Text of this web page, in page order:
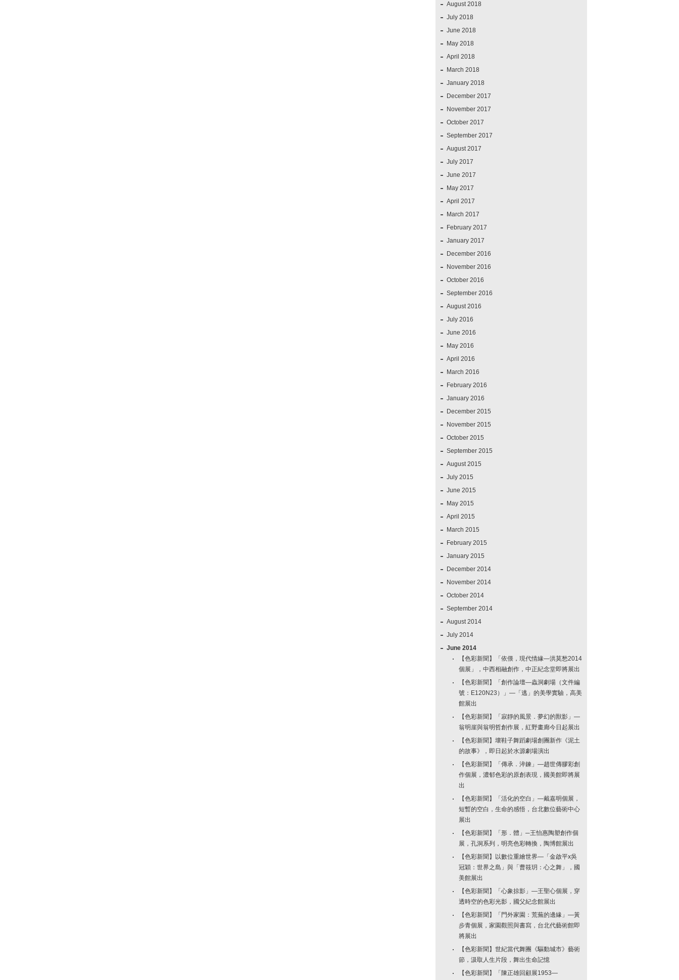
August 2018
July 2018
June 2018
May 2018
April 2018
March 2018
January 2018
December 2017
November 2017
October 2017
September 2017
August 2017
July 2017
June 2017
May 2017
April 2017
March 2017
February 2017
January 2017
December 2016
November 2016
October 2016
September 2016
August 2016
July 2016
June 2016
May 2016
April 2016
March 2016
February 2016
January 2016
December 2015
November 2015
October 2015
September 2015
August 2015
July 2015
June 2015
May 2015
April 2015
March 2015
February 2015
January 2015
December 2014
November 2014
October 2014
September 2014
August 2014
July 2014
June 2014
【色彩新聞】「依偎，現代情緣—洪莫愁2014
個展」，中西相融創作，中正紀念堂即將展出
【色彩新聞】「創作論壇—蟲洞劇場（文件編
號：E120N23）」—「逃」的美學實驗，高美
館展出
【色彩新聞】「寂靜的風景．夢幻的獸影」—
翁明崖與翁明哲創作展，紅野畫廊今日起展出
【色彩新聞】壞鞋子舞蹈劇場創團新作《泥土
的故事》，即日起於水源劇場演出
【色彩新聞】「傳承．淬鍊」—趙世傳膠彩創
作個展，濃郁色彩的原創表現，國美館即將展
出
【色彩新聞】「活化的空白」—戴嘉明個展，
短暫的空白，生命的感悟，台北數位藝術中心
展出
【色彩新聞】「形．體」─王怡惠陶塑創作個
展，孔洞系列，明亮色彩轉換，陶博館展出
【色彩新聞】以數位重繪世界—「金啟平x吳
冠穎：世界之島」與「曹筱玥：心之舞」，國
美館展出
【色彩新聞】「心象掠影」—王聖心個展，穿
透時空的色彩光影，國父紀念館展出
【色彩新聞】「門外家園：荒蕪的邊緣」—黃
步青個展，家園觀照與書寫，台北代藝術館即
將展出
【色彩新聞】世紀當代舞團《驅動城市》藝術
節，汲取人生片段，舞出生命記憶
【色彩新聞】「陳正雄回顧展1953—